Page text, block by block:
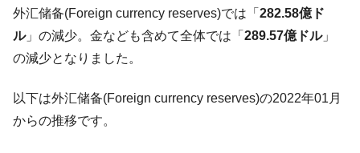
は韓国で『BYD』車は売れている。6カ月で対前年同期比
1.9倍！
『Money1』
在韓米国大使スティールが着韓！⇒ さっそ
ドを掲げる「在韓反米勢力」
『Money1』
韓国政府「2035年までに18.4GW規模のAIデ
外汇储备(Foreign currency reserves)では「 282.58億ド
ル」の減少。金なども含めて全体では「 289.57億ドル」
の減少となりました。
以下は外汇储备(Foreign currency reserves)の2022年01月
からの推移です。